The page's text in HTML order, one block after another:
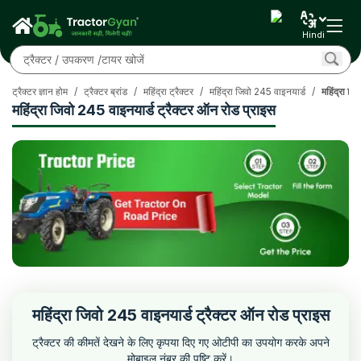
Hindi
महिंद्रा जिवो 245 वाइनयार्ड ट्रैक्टर ऑन रोड प्राइस
ट्रैक्टर ज्ञान होम / ट्रैक्टर ब्रांड / महिंद्रा ट्रैक्टर / महिंद्रा जिवो 245 वाइनयार्ड / महिंद्रा
महिंद्रा जिवो 245 वाइनयार्ड ट्रैक्टर ऑन रोड प्राइस
ट्रैक्टर की कीमतें देखने के लिए कृपया दिए गए ओटीपी का उपयोग करके अपने